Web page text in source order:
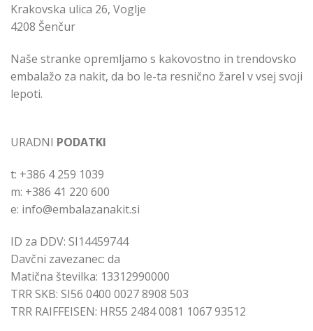
Krakovska ulica 26, Voglje
4208 Šenčur
Naše stranke opremljamo s kakovostno in trendovsko
embalažo za nakit, da bo le-ta resnično žarel v vsej svoji
lepoti.
URADNI PODATKI
t: +386 4 259 1039
m: +386 41 220 600
e: info@embalazanakit.si
ID za DDV: SI14459744
Davčni zavezanec: da
Matična številka: 13312990000
TRR SKB: SI56 0400 0027 8908 503
TRR RAIFFEISEN: HR55 2484 0081 1067 93512